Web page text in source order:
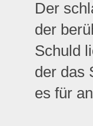
Der
der
Schuld
der das
es für